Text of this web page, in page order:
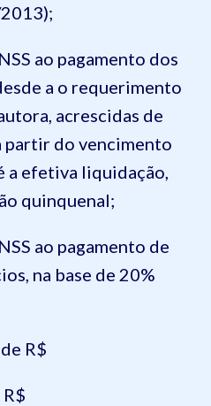
ao pagamento dos
a o requerimento
acrescidas de
partir do vencimento
a efetiva liquidação,
quinquenal;
ao pagamento de
na base de 20%
R$